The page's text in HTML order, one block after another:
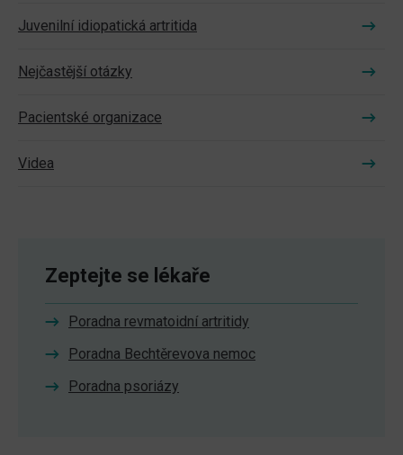
Juvenilní idiopatická artritida
Nejčastější otázky
Pacientské organizace
Videa
Zeptejte se lékaře
Poradna revmatoidní artritidy
Poradna Bechtěrevova nemoc
Poradna psoriázy